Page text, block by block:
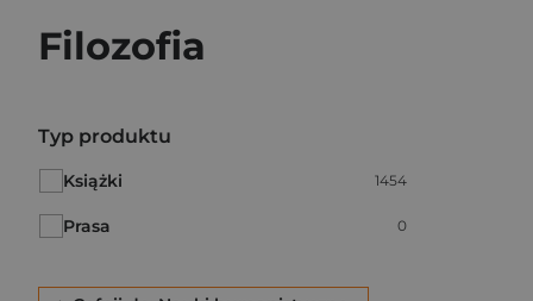
Filozofia
Po użyciu produkty będą automatycznie filtrowane.
Typ produktu
Książki Liczba pozycji:
1454
Prasa Liczba pozycji:
0